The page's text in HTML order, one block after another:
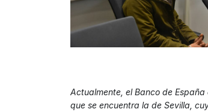
Actualmente, el Banco de
que se encuentra la de Sevilla,